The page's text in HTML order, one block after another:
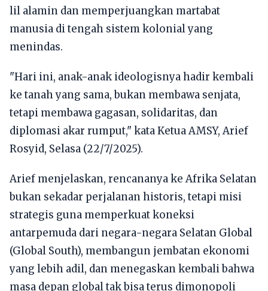
lil alamin dan memperjuangkan martabat
manusia di tengah sistem kolonial yang
menindas.
"Hari ini, anak-anak ideologisnya hadir kembali
ke tanah yang sama, bukan membawa senjata,
tetapi membawa gagasan, solidaritas, dan
diplomasi akar rumput," kata Ketua AMSY, Arief
Rosyid, Selasa (22/7/2025).
Arief menjelaskan, rencananya ke Afrika Selatan
bukan sekadar perjalanan historis, tetapi misi
strategis guna memperkuat koneksi
antarpemuda dari negara-negara Selatan Global
(Global South), membangun jembatan ekonomi
yang lebih adil, dan menegaskan kembali bahwa
masa depan global tak bisa terus dimonopoli